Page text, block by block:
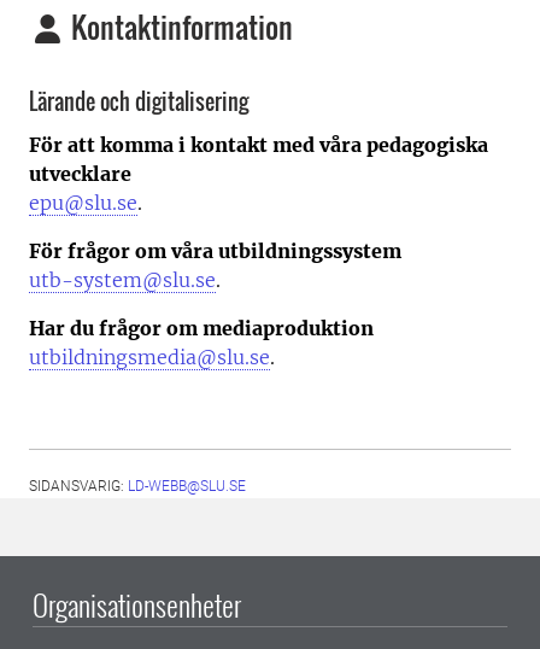
Kontaktinformation
Lärande och digitalisering
För att komma i kontakt med våra pedagogiska
utvecklare
epu@slu.se.
För frågor om våra utbildningssystem
utb-system@slu.se.
Har du frågor om mediaproduktion
utbildningsmedia@slu.se.
SIDANSVARIG: LD-WEBB@SLU.SE
Organisationsenheter